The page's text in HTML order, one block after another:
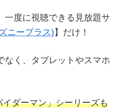
一度に視聴できる見放題サ
ニープラス) 】だけ！
なく、タブレットやスマホ
ダーマン」シーリーズも